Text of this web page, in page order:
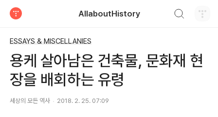
AllaboutHistory
ESSAYS & MISCELLANIES
용케 살아남은 건축물, 문화재 현
장을 배회하는 유령
세상의 모든 역사 2018. 2. 25. 07:09